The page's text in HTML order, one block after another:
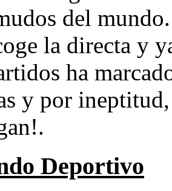
del mundo.
la directa y
ha
y por
Deportivo